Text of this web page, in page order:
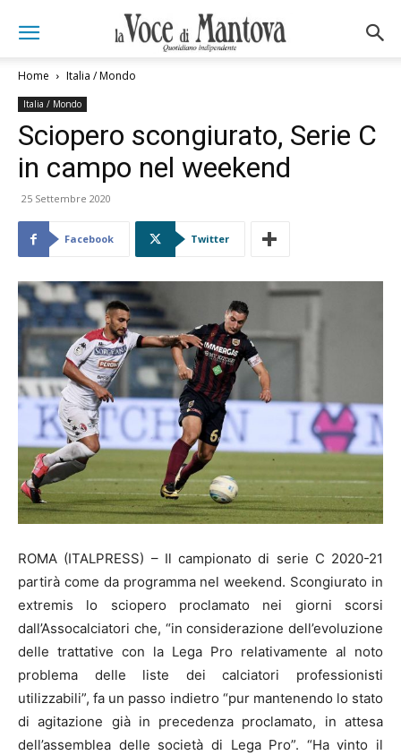
Home Italia / Mondo
Italia / Mondo
Sciopero scongiurato, Serie C
in campo nel weekend
25 Settembre 2020
Facebook Twitter
ROMA (ITALPRESS) – Il campionato di serie C 2020-21
partirà come da programma nel weekend. Scongiurato in
extremis lo sciopero proclamato nei giorni scorsi
dall’Assocalciatori che, “in considerazione dell’evoluzione
delle trattative con la Lega Pro relativamente al noto
problema delle liste dei calciatori professionisti
utilizzabili”, fa un passo indietro “pur mantenendo lo stato
di agitazione già in precedenza proclamato, in attesa
dell’assemblea delle società di Lega Pro”. “Ha vinto il